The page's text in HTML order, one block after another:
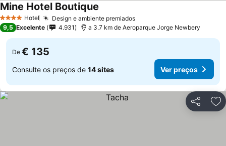
4 EstrelasHotel Design e ambiente premiados
Mine Hotel Boutique
9,5 Excelente 4.931 a 3.7 km de Aeroparque Jorge Newbery
De € 135
Consulte os preços de 14 sites Ver preços
Partilhar